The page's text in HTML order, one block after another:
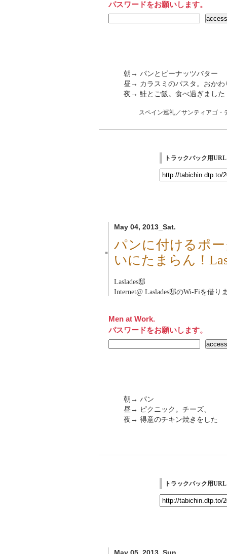
パスワードをお願いします。
朝→ パンとピーナッツバター
昼→ カラスミのパスタ。おかわ
夜→ 鮭とご飯。食べ過ぎました
スペイン巡礼／サンティアゴ・
トラックバック用URL
May 04, 2013_Sat.
■
パンに付けるポ
いにたまらん！
Laslades邸
Internet@ Laslades邸のWi-Fiを借り
Men at Work.
パスワードをお願いします。
朝→ パン
昼→ ピクニック。チーズ、
夜→ 得意のチキン焼きをした
トラックバック用URL